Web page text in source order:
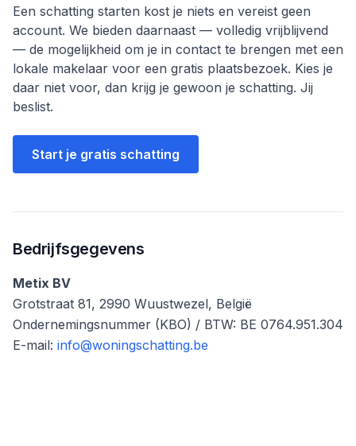
Een schatting starten kost je niets en vereist geen
account. We bieden daarnaast — volledig vrijblijvend
— de mogelijkheid om je in contact te brengen met een
lokale makelaar voor een gratis plaatsbezoek. Kies je
daar niet voor, dan krijg je gewoon je schatting. Jij
beslist.
Start je gratis schatting
Bedrijfsgegevens
Metix BV
Grotstraat 81, 2990 Wuustwezel, België
Ondernemingsnummer (KBO) / BTW: BE 0764.951.304
E-mail: info@woningschatting.be